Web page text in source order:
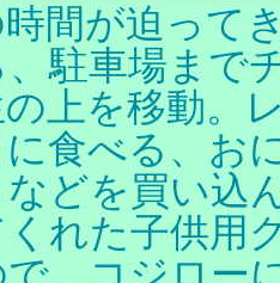
間が迫って
駐車場まで
上を移動。
食べる、お
などを買い込
くれた子供用